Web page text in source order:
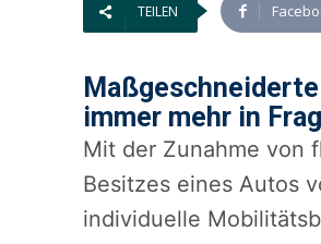
TEILEN
immer mehr in
Mit der Zunahme von
Besitzes eines Autos
individuelle